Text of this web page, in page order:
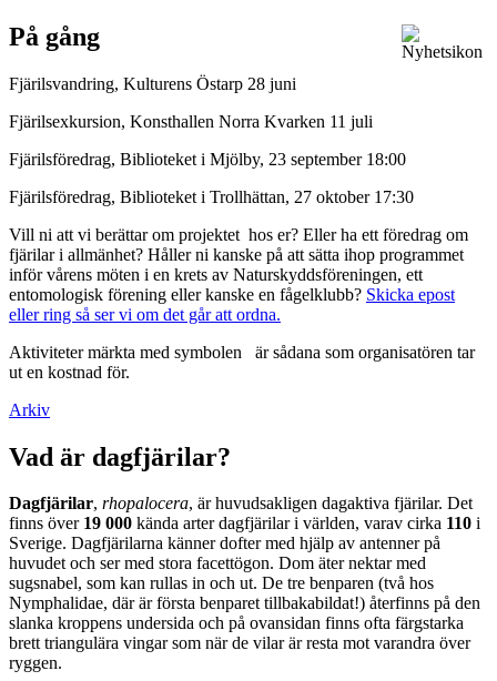
På gång
Fjärilsvandring, Kulturens Östarp 28 juni
Fjärilsexkursion, Konsthallen Norra Kvarken 11 juli
Fjärilsföredrag, Biblioteket i Mjölby, 23 september 18:00
Fjärilsföredrag, Biblioteket i Trollhättan, 27 oktober 17:30
Vill ni att vi berättar om projektet hos er? Eller ha ett föredrag om
fjärilar i allmänhet? Håller ni kanske på att sätta ihop programmet
inför vårens möten i en krets av Naturskyddsföreningen, ett
entomologisk förening eller kanske en fågelklubb? Skicka epost
eller ring så ser vi om det går att ordna.
Aktiviteter märkta med symbolen
är sådana som organisatören tar
ut en kostnad för.
Arkiv
Vad är dagfjärilar?
Dagfjärilar, rhopalocera, är huvudsakligen dagaktiva fjärilar. Det
finns över 19 000 kända arter dagfjärilar i världen, varav cirka 110 i
Sverige. Dagfjärilarna känner dofter med hjälp av antenner på
huvudet och ser med stora facettögon. Dom äter nektar med
sugsnabel, som kan rullas in och ut. De tre benparen (två hos
Nymphalidae, där är första benparet tillbakabildat!) återfinns på den
slanka kroppens undersida och på ovansidan finns ofta färgstarka
brett triangulära vingar som när de vilar är resta mot varandra över
ryggen.